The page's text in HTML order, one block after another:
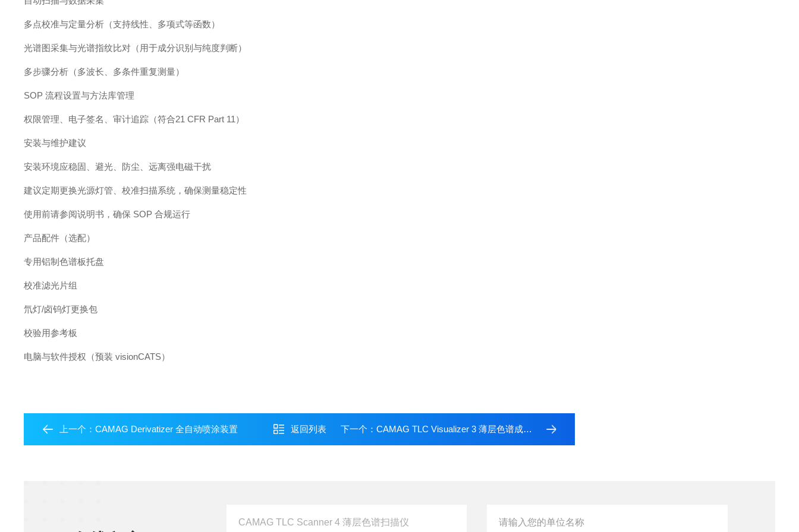
多点校准与定量分析（支持线性、多项式等函数）
光谱图采集与光谱指纹比对（用于成分识别与纯度判断）
多步骤分析（多波长、多条件重复测量）
SOP 流程设置与方法库管理
权限管理、电子签名、审计追踪（符合21 CFR Part 11）
安装与维护建议
安装环境应稳固、避光、防尘、远离强电磁干扰
建议定期更换光源灯管、校准扫描系统，确保测量稳定性
使用前请参阅说明书，确保 SOP 合规运行
产品配件（选配）
专用铝制色谱板托盘
校准滤光片组
氘灯/卤钨灯更换包
校验用参考板
电脑与软件授权（预装 visionCATS）
上一个：CAMAG Derivatizer 全自动喷涂装置 返回列表 下一个： CAMAG TLC Visualizer 3 薄层色谱成像系统